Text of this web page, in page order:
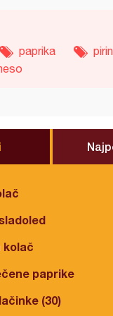
paprika
kolač
paprike
(30)